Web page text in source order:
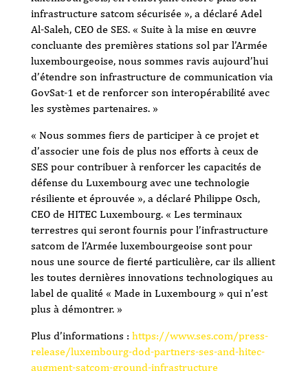
infrastructure satcom sécurisée », a déclaré Adel
Al-Saleh, CEO de SES. « Suite à la mise en œuvre
concluante des premières stations sol par l’Armée
luxembourgeoise, nous sommes ravis aujourd’hui
d’étendre son infrastructure de communication via
GovSat-1 et de renforcer son interopérabilité avec
les systèmes partenaires. »
« Nous sommes fiers de participer à ce projet et
d’associer une fois de plus nos efforts à ceux de
SES pour contribuer à renforcer les capacités de
défense du Luxembourg avec une technologie
résiliente et éprouvée », a déclaré Philippe Osch,
CEO de HITEC Luxembourg. « Les terminaux
terrestres qui seront fournis pour l’infrastructure
satcom de l’Armée luxembourgeoise sont pour
nous une source de fierté particulière, car ils allient
les toutes dernières innovations technologiques au
label de qualité « Made in Luxembourg » qui n’est
plus à démontrer. »
Plus d’informations : https://www.ses.com/press-
release/luxembourg-dod-partners-ses-and-hitec-
augment-satcom-ground-infrastructure